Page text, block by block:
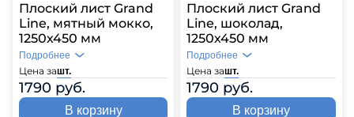
Плоский лист Grand
Line, мятный мокко,
1250х450 мм
Цена зашт.
1790 руб.
Подробнее
В корзину
Плоский лист Grand
Line, шоколад,
1250х450 мм
Цена зашт.
1790 руб.
Подробнее
В корзину